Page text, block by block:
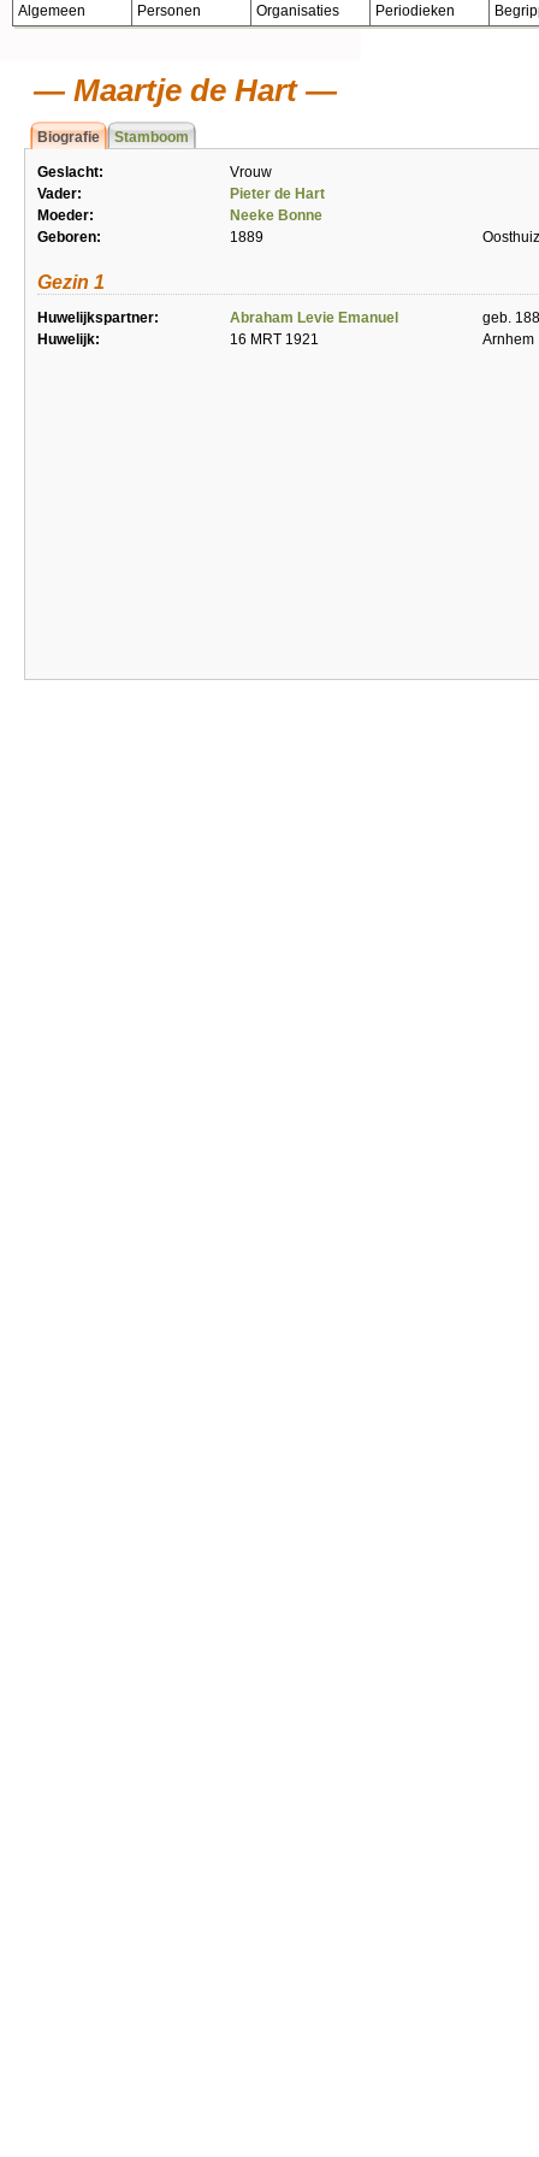
Algemeen Personen Organisaties Periodieken
Maartje de Hart
Biografie Stamboom
Geslacht:
Vrouw
Vader:
Pieter de Hart
Moeder:
Neeke Bonne
Geboren:
1889
Gezin 1
Huwelijkspartner: Abraham Levie Emanuel
geb.
Huwelijk:
16 MRT 1921 Arnhem